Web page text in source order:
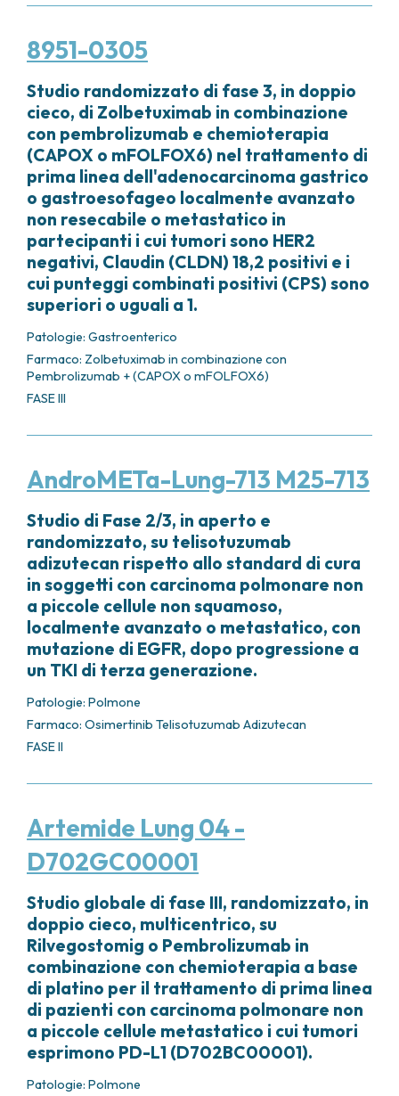
8951-0305
Studio randomizzato di fase 3, in doppio
cieco, di Zolbetuximab in combinazione
con pembrolizumab e chemioterapia
(CAPOX o mFOLFOX6) nel trattamento di
prima linea dell'adenocarcinoma gastrico
o gastroesofageo localmente avanzato
non resecabile o metastatico in
partecipanti i cui tumori sono HER2
negativi, Claudin (CLDN) 18,2 positivi e i
cui punteggi combinati positivi (CPS) sono
superiori o uguali a 1.
Patologie: Gastroenterico
Farmaco: Zolbetuximab in combinazione con
Pembrolizumab + (CAPOX o mFOLFOX6)
FASE III
AndroMETa-Lung-713 M25-713
Studio di Fase 2/3, in aperto e
randomizzato, su telisotuzumab
adizutecan rispetto allo standard di cura
in soggetti con carcinoma polmonare non
a piccole cellule non squamoso,
localmente avanzato o metastatico, con
mutazione di EGFR, dopo progressione a
un TKI di terza generazione.
Patologie: Polmone
Farmaco: Osimertinib Telisotuzumab Adizutecan
FASE II
Artemide Lung 04 -
D702GC00001
Studio globale di fase III, randomizzato, in
doppio cieco, multicentrico, su
Rilvegostomig o Pembrolizumab in
combinazione con chemioterapia a base
di platino per il trattamento di prima linea
di pazienti con carcinoma polmonare non
a piccole cellule metastatico i cui tumori
esprimono PD-L1 (D702BC00001).
Patologie: Polmone